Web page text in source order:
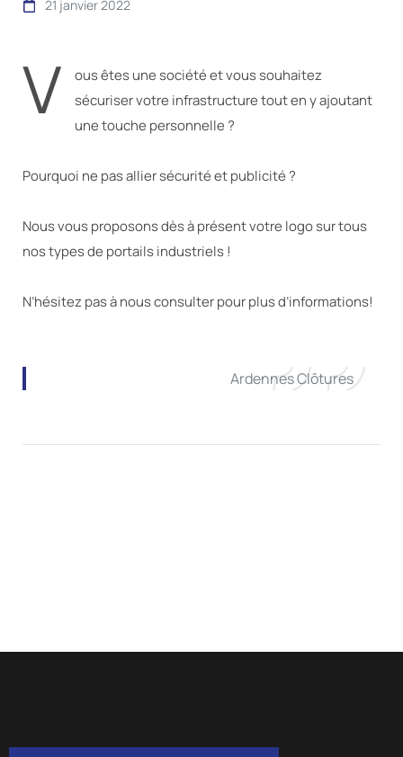
21 janvier 2022
V
ous êtes une société et vous souhaitez
sécuriser votre infrastructure tout en y ajoutant
une touche personnelle ?
Pourquoi ne pas allier sécurité et publicité ?
Nous vous proposons dès à présent votre logo sur tous
nos types de portails industriels !
N’hésitez pas à nous consulter pour plus d’informations!
Ardennes Clôtures